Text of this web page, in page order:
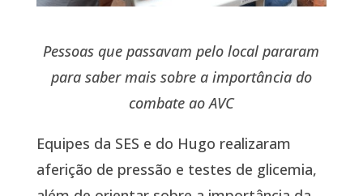
Pessoas que passavam pelo local pararam
para saber mais sobre a importância do
combate ao AVC
Equipes da SES e do Hugo realizaram
aferição de pressão e testes de glicemia,